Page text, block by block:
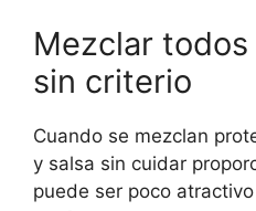
Mezclar
sin criterio
Cuando se mezclan
y salsa sin cuidar
puede ser poco